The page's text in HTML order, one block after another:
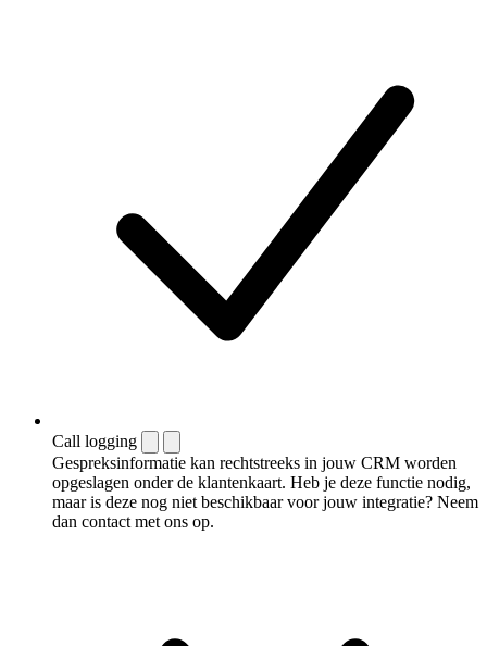
Call logging
Gespreksinformatie kan rechtstreeks in jouw CRM worden
opgeslagen onder de klantenkaart. Heb je deze functie nodig,
maar is deze nog niet beschikbaar voor jouw integratie? Neem
dan contact met ons op.